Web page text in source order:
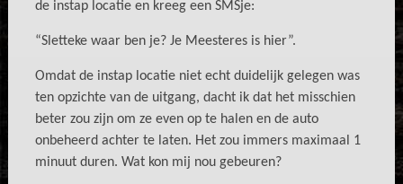
de instap locatie en kreeg een SMSje:
“Sletteke waar ben je? Je Meesteres is hier”.
Omdat de instap locatie niet echt duidelijk gelegen was
ten opzichte van de uitgang, dacht ik dat het misschien
beter zou zijn om ze even op te halen en de auto
onbeheerd achter te laten. Het zou immers maximaal 1
minuut duren. Wat kon mij nou gebeuren?